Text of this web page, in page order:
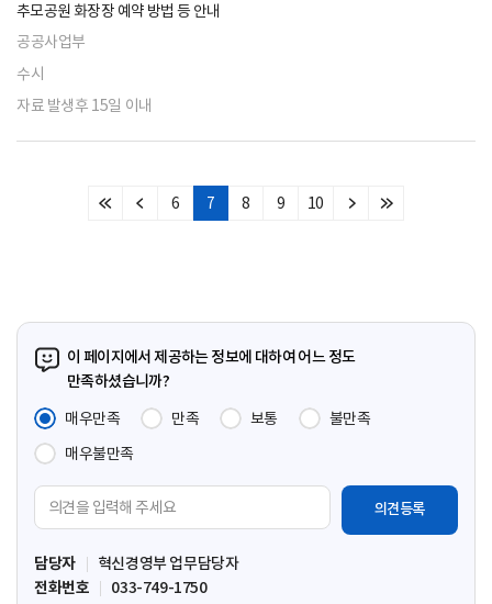
추모공원 화장장 예약 방법 등 안내
공공사업부
수시
자료 발생후 15일 이내
처
이
6 7 8 9 10
다
마
이 페이지에서 제공하는 정보에 대하여 어느 정도
만족하셨습니까?
매우만족
만족 보통
불만족
매우불만족
견
입
력
담당자
혁신경영부 업무담당자
전화번호
033-749-1750